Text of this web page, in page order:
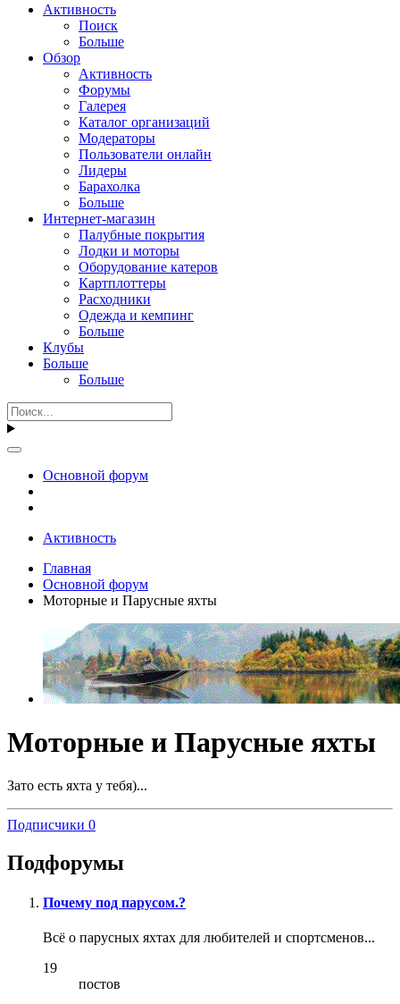
Активность
Поиск
Больше
Обзор
Активность
Форумы
Галерея
Каталог организаций
Модераторы
Пользователи онлайн
Лидеры
Барахолка
Больше
Интернет-магазин
Палубные покрытия
Лодки и моторы
Оборудование катеров
Картплоттеры
Расходники
Одежда и кемпинг
Больше
Клубы
Больше
Больше
Основной форум
Активность
Главная
Основной форум
Моторные и Парусные яхты
Моторные и Парусные яхты
Зато есть яхта у тебя)...
Подписчики 0
Подфорумы
Почему под парусом.?
Всё о парусных яхтах для любителей и спортсменов...
19
постов